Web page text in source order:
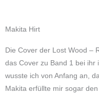
Makita Hirt
Die Cover der Lost Wood –
das Cover zu Band 1 bei ihr
wusste ich von Anfang an,
Makita erfüllte mir sogar